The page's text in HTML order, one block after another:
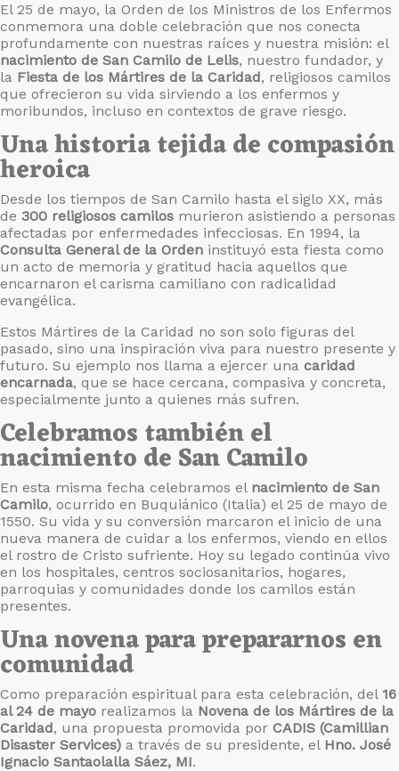
El 25 de mayo, la Orden de los Ministros de los Enfermos
conmemora una doble celebración que nos conecta
profundamente con nuestras raíces y nuestra misión: el
nacimiento de San Camilo de Lelis, nuestro fundador, y
la Fiesta de los Mártires de la Caridad, religiosos camilos
que ofrecieron su vida sirviendo a los enfermos y
moribundos, incluso en contextos de grave riesgo.
Una historia tejida de compasión
heroica
Desde los tiempos de San Camilo hasta el siglo XX, más
de 300 religiosos camilos murieron asistiendo a personas
afectadas por enfermedades infecciosas. En 1994, la
Consulta General de la Orden instituyó esta fiesta como
un acto de memoria y gratitud hacia aquellos que
encarnaron el carisma camiliano con radicalidad
evangélica.
Estos Mártires de la Caridad no son solo figuras del
pasado, sino una inspiración viva para nuestro presente y
futuro. Su ejemplo nos llama a ejercer una caridad
encarnada, que se hace cercana, compasiva y concreta,
especialmente junto a quienes más sufren.
Celebramos también el
nacimiento de San Camilo
En esta misma fecha celebramos el nacimiento de San
Camilo, ocurrido en Buquiánico (Italia) el 25 de mayo de
1550. Su vida y su conversión marcaron el inicio de una
nueva manera de cuidar a los enfermos, viendo en ellos
el rostro de Cristo sufriente. Hoy su legado continúa vivo
en los hospitales, centros sociosanitarios, hogares,
parroquias y comunidades donde los camilos están
presentes.
Una novena para prepararnos en
comunidad
Como preparación espiritual para esta celebración, del 16
al 24 de mayo realizamos la Novena de los Mártires de la
Caridad, una propuesta promovida por CADIS (Camillian
Disaster Services) a través de su presidente, el Hno. José
Ignacio Santaolalla Sáez, MI.